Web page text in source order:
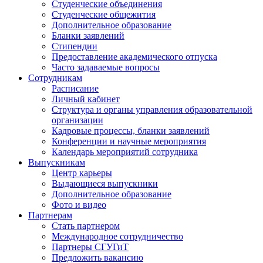
Студенческие объединения
Студенческие общежития
Дополнительное образование
Бланки заявлений
Стипендии
Предоставление академического отпуска
Часто задаваемые вопросы
Сотрудникам
Расписание
Личный кабинет
Структура и органы управления образовательной
организации
Кадровые процессы, бланки заявлений
Конференции и научные мероприятия
Календарь мероприятий сотрудника
Выпускникам
Центр карьеры
Выдающиеся выпускники
Дополнительное образование
Фото и видео
Партнерам
Стать партнером
Международное сотрудничество
Партнеры СГУГиТ
Предложить вакансию